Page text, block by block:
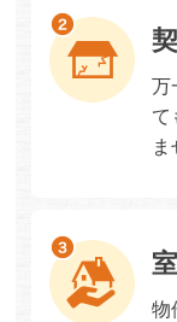
万
て
ま
物